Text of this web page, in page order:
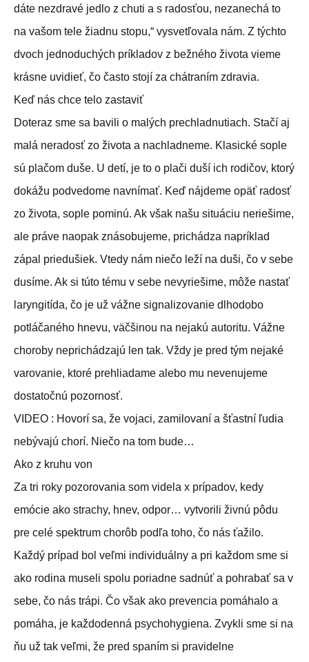
dáte nezdravé jedlo z chuti a s radosťou, nezanechá to
na vašom tele žiadnu stopu,“ vysvetľovala nám. Z týchto
dvoch jednoduchých príkladov z bežného života vieme
krásne uvidieť, čo často stojí za chátraním zdravia.
Keď nás chce telo zastaviť
Doteraz sme sa bavili o malých prechladnutiach. Stačí aj
malá neradosť zo života a nachladneme. Klasické sople
sú plačom duše. U detí, je to o plači duší ich rodičov, ktorý
dokážu podvedome navnímať. Keď nájdeme opäť radosť
zo života, sople pominú. Ak však našu situáciu neriešime,
ale práve naopak znásobujeme, prichádza napríklad
zápal priedušiek. Vtedy nám niečo leží na duši, čo v sebe
dusíme. Ak si túto tému v sebe nevyriešime, môže nastať
laryngitída, čo je už vážne signalizovanie dlhodobo
potláčaného hnevu, väčšinou na nejakú autoritu. Vážne
choroby neprichádzajú len tak. Vždy je pred tým nejaké
varovanie, ktoré prehliadame alebo mu nevenujeme
dostatočnú pozornosť.
VIDEO : Hovorí sa, že vojaci, zamilovaní a šťastní ľudia
nebývajú chorí. Niečo na tom bude…
Ako z kruhu von
Za tri roky pozorovania som videla x prípadov, kedy
emócie ako strachy, hnev, odpor… vytvorili živnú pôdu
pre celé spektrum chorôb podľa toho, čo nás ťažilo.
Každý prípad bol veľmi individuálny a pri každom sme si
ako rodina museli spolu poriadne sadnúť a pohrabať sa v
sebe, čo nás trápi. Čo však ako prevencia pomáhalo a
pomáha, je každodenná psychohygiena. Zvykli sme si na
ňu už tak veľmi, že pred spaním si pravidelne